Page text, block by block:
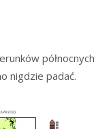
północnych
nigdzie padać.